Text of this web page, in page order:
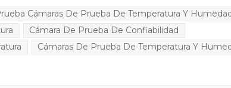
Cámaras De Prueba De Temperatura Y
Cámara De Prueba De Confiabilidad
Cámaras De Prueba De Temperatura Y